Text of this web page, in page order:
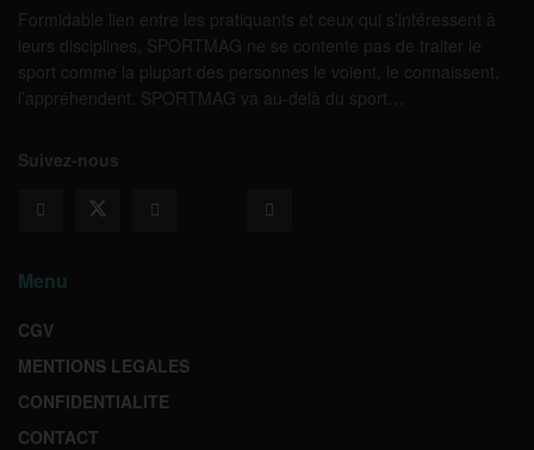
Formidable lien entre les pratiquants et ceux qui s’intéressent à
leurs disciplines, SPORTMAG ne se contente pas de traiter le
sport comme la plupart des personnes le voient, le connaissent,
l’appréhendent. SPORTMAG va au-delà du sport…
Suivez-nous
Menu
CGV
MENTIONS LEGALES
CONFIDENTIALITE
CONTACT